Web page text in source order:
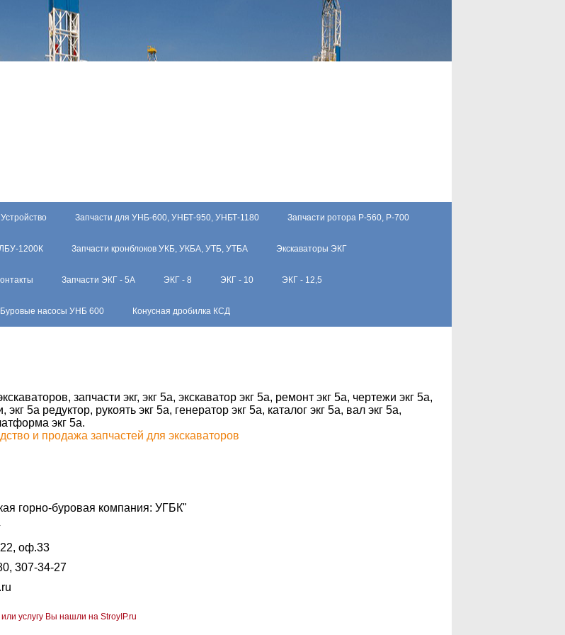
Запчасти для УНБ-600, УНБТ-950, УНБТ-1180 Запчасти ротора Р-560, Р-700
1200К Запчасти кронблоков УКБ, УКБА, УТБ, УТБА Экскаваторы ЭКГ
Запчасти ЭКГ - 5А ЭКГ - 8 ЭКГ - 10 ЭКГ - 12,5
Буровые насосы УНБ 600 Конусная дробилка КСД
запчасти экг, экг 5а, экскаватор экг 5а, ремонт экг 5а, чертежи экг 5а,
экг 5а редуктор, рукоять экг 5а, генератор экг 5а, каталог экг 5а, вал экг 5а,
экг 5а.
и продажа запчастей для экскаваторов
горно-буровая компания: УГБК"
оф.33
307-34-27
услугу Вы нашли на StroyIP.ru